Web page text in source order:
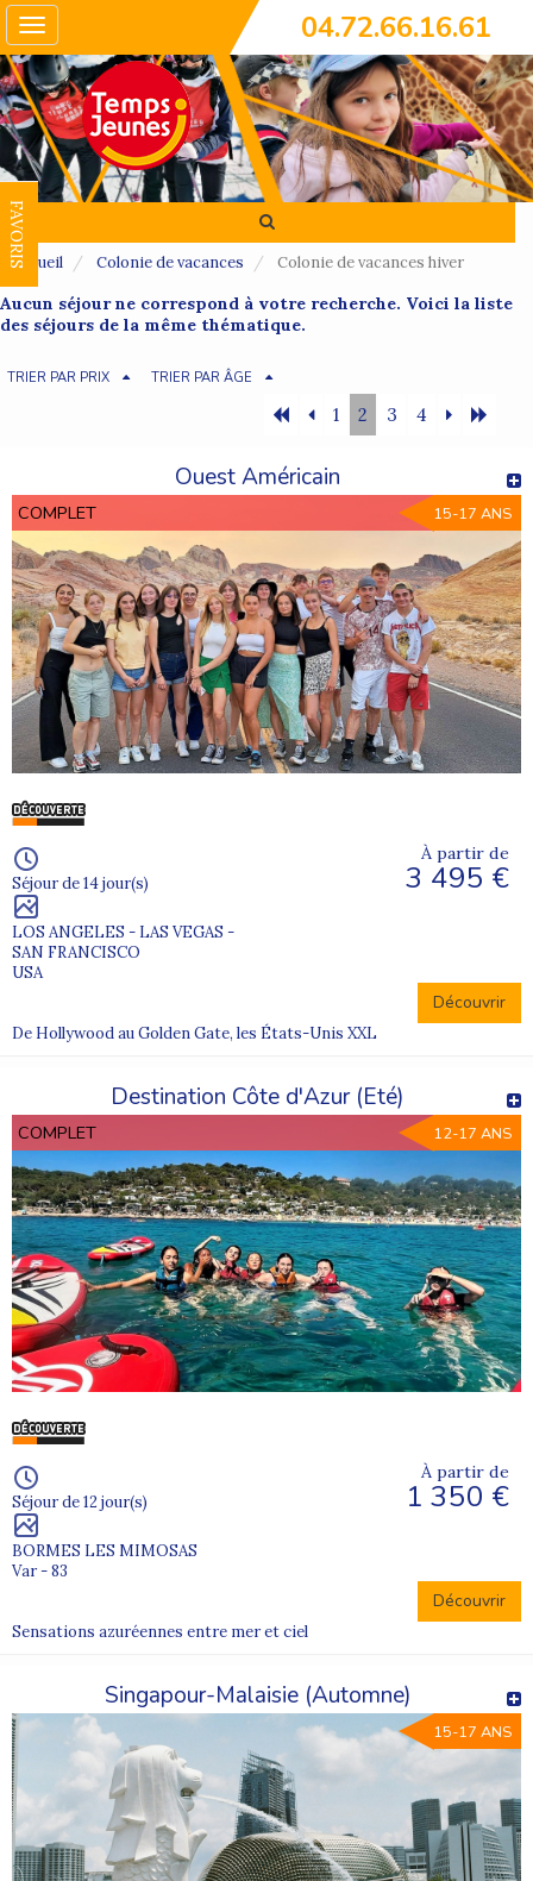
Toggle
navigation
04.72.66.16.61
FAVORIS
Accueil Colonie de vacances Colonie de vacances hiver
Aucun séjour ne correspond à votre recherche. Voici la liste
des séjours de la même thématique.
TRIER PAR PRIX TRIER PAR ÂGE
1 2 3 4
Ouest Américain
COMPLET 15-17 ANS
Séjour de 14 jour(s)
LOS ANGELES - LAS VEGAS -
SAN FRANCISCO
USA
À partir de
3 495 €
Découvrir
De Hollywood au Golden Gate, les États-Unis XXL
Destination Côte d'Azur (Eté)
COMPLET 12-17 ANS
Séjour de 12 jour(s)
BORMES LES MIMOSAS
Var - 83
À partir de
1 350 €
Découvrir
Sensations azuréennes entre mer et ciel
Singapour-Malaisie (Automne)
15-17 ANS